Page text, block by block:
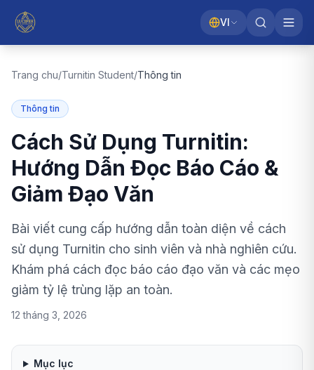
VI
Trang chu/Turnitin Student/Thông tin
Thông tin
Cách Sử Dụng Turnitin:
Hướng Dẫn Đọc Báo Cáo &
Giảm Đạo Văn
Bài viết cung cấp hướng dẫn toàn diện về cách
sử dụng Turnitin cho sinh viên và nhà nghiên cứu.
Khám phá cách đọc báo cáo đạo văn và các mẹo
giảm tỷ lệ trùng lặp an toàn.
12 tháng 3, 2026
Mục lục